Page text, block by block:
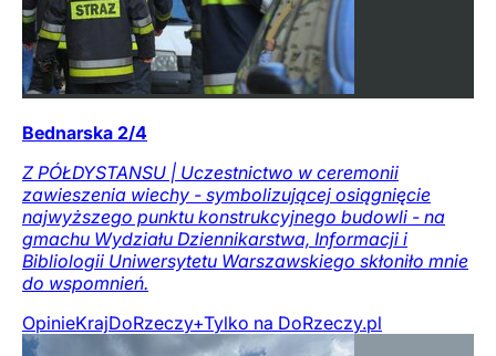
Bednarska 2/4
Z PÓŁDYSTANSU | Uczestnictwo w ceremonii
zawieszenia wiechy - symbolizującej osiągnięcie
najwyższego punktu konstrukcyjnego budowli - na
gmachu Wydziału Dziennikarstwa, Informacji i
Bibliologii Uniwersytetu Warszawskiego skłoniło mnie
do wspomnień.
OpinieKrajDoRzeczy+Tylko na DoRzeczy.pl